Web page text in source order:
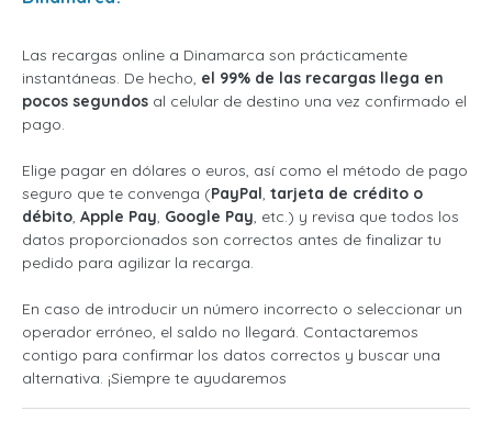
Las recargas online a Dinamarca son prácticamente
instantáneas. De hecho, el 99% de las recargas llega en
pocos segundos al celular de destino una vez confirmado el
pago.
Elige pagar en dólares o euros, así como el método de pago
seguro que te convenga (PayPal, tarjeta de crédito o
débito, Apple Pay, Google Pay, etc.) y revisa que todos los
datos proporcionados son correctos antes de finalizar tu
pedido para agilizar la recarga.
En caso de introducir un número incorrecto o seleccionar un
operador erróneo, el saldo no llegará. Contactaremos
contigo para confirmar los datos correctos y buscar una
alternativa. ¡Siempre te ayudaremos